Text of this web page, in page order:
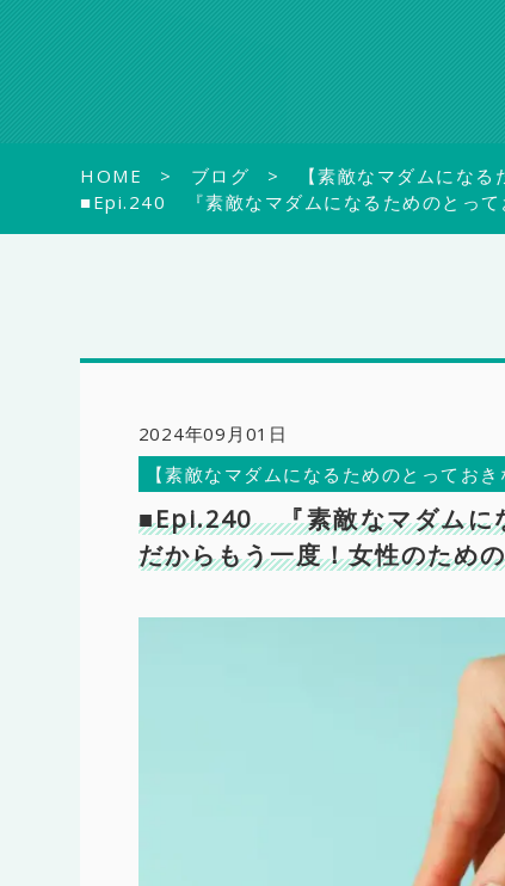
HOME ブログ
【素敵なマダムになる
■Epi.240 『素敵なマダムになるためのとっ
2024年09月01日
【素敵なマダムになるためのとっておき
■Epi.240 『素敵なマダムに
だからもう一度！女性のた